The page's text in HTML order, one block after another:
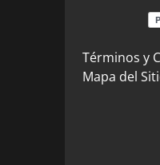
Términos y
Mapa del